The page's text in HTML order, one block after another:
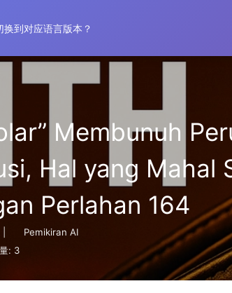
换到对应语言版本？
Membunuh
Hal yang
Perlahan 164
Pemikiran AI
: 3